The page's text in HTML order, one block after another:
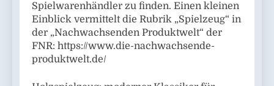
Spielwarenhändler zu finden. Einen kleinen
Einblick vermittelt die Rubrik „Spielzeug“ in
der „Nachwachsenden Produktwelt“ der
FNR: https://www.die-nachwachsende-
produktwelt.de/